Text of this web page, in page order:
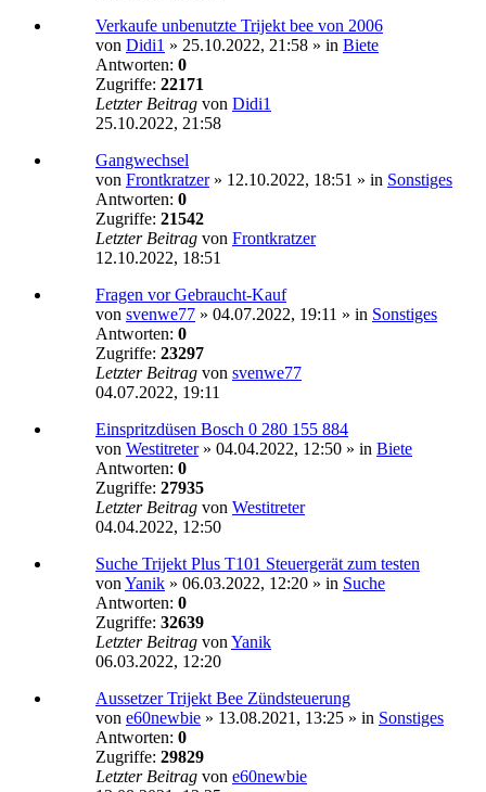
Verkaufe unbenutzte Trijekt bee von 2006
von Didi1 » 25.10.2022, 21:58 » in Biete
Antworten: 0
Zugriffe: 22171
Letzter Beitrag von Didi1
25.10.2022, 21:58
Gangwechsel
von Frontkratzer» 12.10.2022, 18:51 » in Sonstiges
Antworten: 0
Zugriffe: 21542
Letzter Beitrag von Frontkratzer
12.10.2022, 18:51
Fragen vor Gebraucht-Kauf
von svenwe77 » 04.07.2022, 19:11 » in Sonstiges
Antworten: 0
Zugriffe: 23297
Letzter Beitrag von svenwe77
04.07.2022, 19:11
Einspritzdüsen Bosch 0 280 155 884
von Westitreter» 04.04.2022, 12:50 » in Biete
Antworten: 0
Zugriffe: 27935
Letzter Beitrag von Westitreter
04.04.2022, 12:50
Suche Trijekt Plus T101 Steuergerät zum testen
von Yanik » 06.03.2022, 12:20 » in Suche
Antworten: 0
Zugriffe: 32639
Letzter Beitrag von Yanik
06.03.2022, 12:20
Aussetzer Trijekt Bee Zündsteuerung
von e60newbie » 13.08.2021, 13:25 » in Sonstiges
Antworten: 0
Zugriffe: 29829
Letzter Beitrag von e60newbie